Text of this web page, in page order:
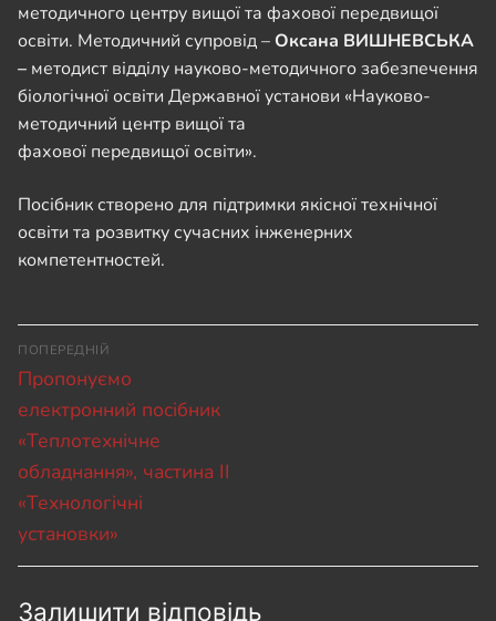
методичного центру вищої та фахової передвищої
освіти. Методичний супровід – Оксана ВИШНЕВСЬКА
– методист відділу науково-методичного забезпечення
біологічної освіти Державної установи «Науково-
методичний центр вищої та
фахової передвищої освіти».
Посібник створено для підтримки якісної технічної
освіти та розвитку сучасних інженерних
компетентностей.
Навігація
записів
ПОПЕРЕДНІЙ
Попередній
запис:
Пропонуємо
електронний посібник
«Теплотехнічне
обладнання», частина ІІ
«Технологічні
установки»
Залишити відповідь